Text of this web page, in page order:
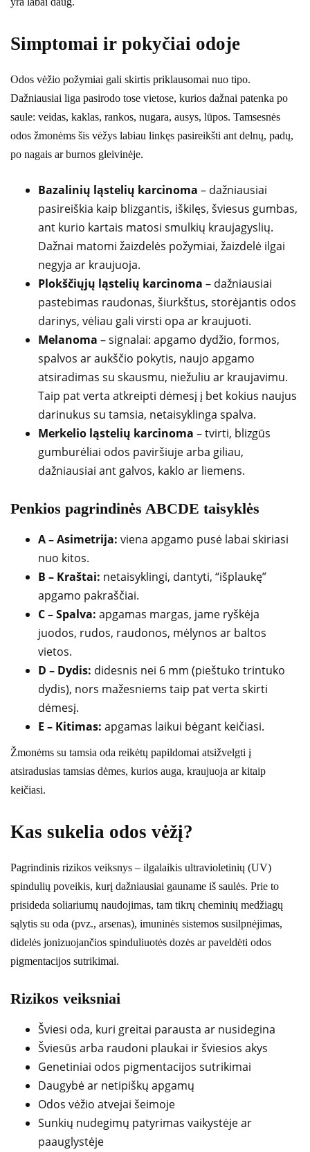
Simptomai ir pokyčiai odoje
Odos vėžio požymiai gali skirtis priklausomai nuo tipo.
Dažniausiai liga pasirodo tose vietose, kurios dažnai patenka po
saule: veidas, kaklas, rankos, nugara, ausys, lūpos. Tamsesnės
odos žmonėms šis vėžys labiau linkęs pasireikšti ant delnų, padų,
po nagais ar burnos gleivinėje.
Bazalinių ląstelių karcinoma – dažniausiai
pasireiškia kaip blizgantis, iškilęs, šviesus gumbas,
ant kurio kartais matosi smulkių kraujagyslių.
Dažnai matomi žaizdelės požymiai, žaizdelė ilgai
negyja ar kraujuoja.
Plokščiųjų ląstelių karcinoma – dažniausiai
pastebimas raudonas, šiurkštus, storėjantis odos
darinys, vėliau gali virsti opa ar kraujuoti.
Melanoma – signalai: apgamo dydžio, formos,
spalvos ar aukščio pokytis, naujo apgamo
atsiradimas su skausmu, niežuliu ar kraujavimu.
Taip pat verta atkreipti dėmesį į bet kokius naujus
darinukus su tamsia, netaisyklinga spalva.
Merkelio ląstelių karcinoma – tvirti, blizgūs
gumburėliai odos paviršiuje arba giliau,
dažniausiai ant galvos, kaklo ar liemens.
Penkios pagrindinės ABCDE taisyklės
A – Asimetrija: viena apgamo pusė labai skiriasi
nuo kitos.
B – Kraštai: netaisyklingi, dantyti, “išplaukę”
apgamo pakraščiai.
C – Spalva: apgamas margas, jame ryškėja
juodos, rudos, raudonos, mėlynos ar baltos
vietos.
D – Dydis: didesnis nei 6 mm (pieštuko trintuko
dydis), nors mažesniems taip pat verta skirti
dėmesį.
E – Kitimas: apgamas laikui bėgant keičiasi.
Žmonėms su tamsia oda reikėtų papildomai atsižvelgti į
atsiradusias tamsias dėmes, kurios auga, kraujuoja ar kitaip
keičiasi.
Kas sukelia odos vėžį?
Pagrindinis rizikos veiksnys – ilgalaikis ultravioletinių (UV)
spindulių poveikis, kurį dažniausiai gauname iš saulės. Prie to
prisideda soliariumų naudojimas, tam tikrų cheminių medžiagų
sąlytis su oda (pvz., arsenas), imuninės sistemos susilpnėjimas,
didelės jonizuojančios spinduliuotės dozės ar paveldėti odos
pigmentacijos sutrikimai.
Rizikos veiksniai
Šviesi oda, kuri greitai parausta ar nusidegina
Šviesūs arba raudoni plaukai ir šviesios akys
Genetiniai odos pigmentacijos sutrikimai
Daugybė ar netipiškų apgamų
Odos vėžio atvejai šeimoje
Sunkių nudegimų patyrimas vaikystėje ar
paauglystėje